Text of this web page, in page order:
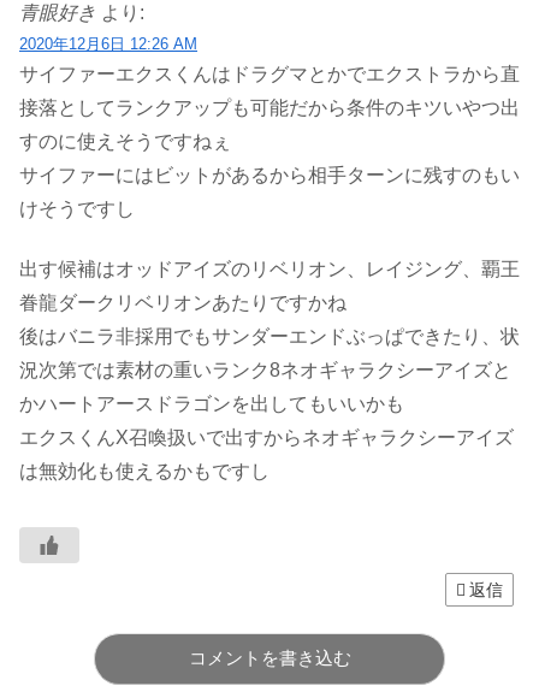
青眼好き より:
2020年12月6日 12:26 AM
サイファーエクスくんはドラグマとかでエクストラから直
接落としてランクアップも可能だから条件のキツいやつ出
すのに使えそうですねぇ
サイファーにはビットがあるから相手ターンに残すのもい
けそうですし
出す候補はオッドアイズのリベリオン、レイジング、覇王
眷龍ダークリベリオンあたりですかね
後はバニラ非採用でもサンダーエンドぶっぱできたり、状
況次第では素材の重いランク8ネオギャラクシーアイズと
かハートアースドラゴンを出してもいいかも
エクスくんX召喚扱いで出すからネオギャラクシーアイズ
は無効化も使えるかもですし
返信
コメントを書き込む